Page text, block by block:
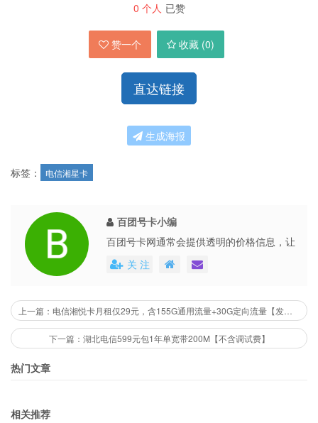
0 个人 已赞
赞一个 收藏 (0)
直达链接
生成海报
标签： 电信湘星卡
百团号卡小编
百团号卡网通常会提供透明的价格信息，让
用户能够清楚地了解到每个号卡套餐的具体
费用。这些平台还会不定期地推出各种优惠
了市场的公平竞争。
关 注
下一篇：湖北电信599元包1年单宽带200M【不含调试费】
热门文章
相关推荐